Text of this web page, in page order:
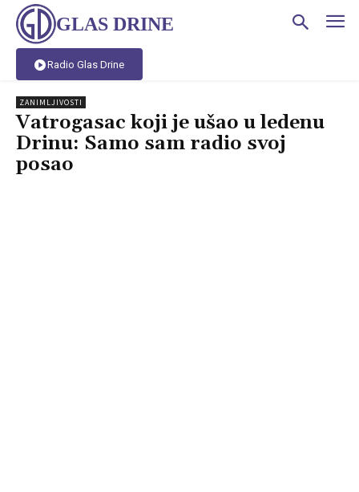
GLAS DRINE
Radio Glas Drine
ZANIMLJIVOSTI
Vatrogasac koji je ušao u ledenu
Drinu: Samo sam radio svoj
posao